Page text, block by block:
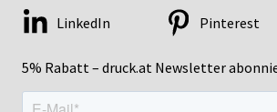
5% Rabatt – druck.at Newsletter
LinkedIn Pinterest